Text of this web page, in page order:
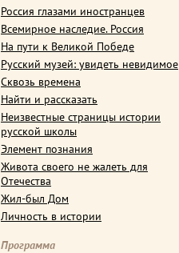
Россия глазами иностранцев
Всемирное наследие. Россия
На пути к Великой Победе
Русский музей: увидеть невидимое
Сквозь времена
Найти и рассказать
Неизвестные страницы истории
русской школы
Элемент познания
Живота своего не жалеть для
Отечества
Жил-был Дом
Личность в истории
Программа